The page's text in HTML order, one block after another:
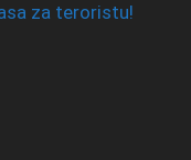
za teroristu!